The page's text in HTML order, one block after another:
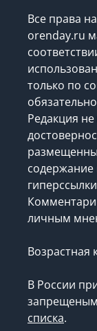
Все права
orenday.ru
только по
Редакция не
содержание
личным
Возрастная
В России
списка.